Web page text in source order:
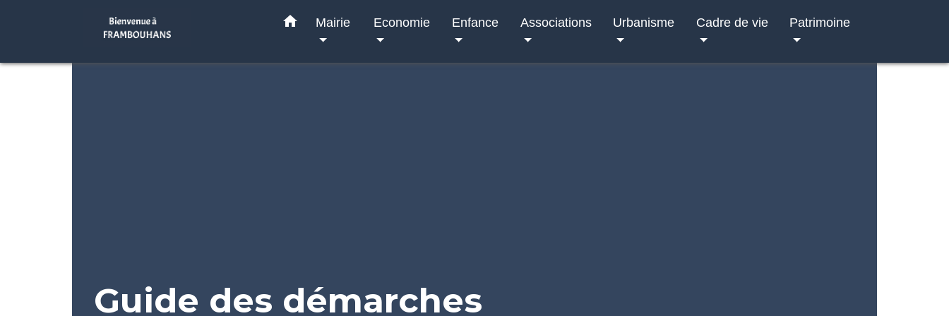
home Mairie Economie Enfance Associations Urbanisme Cadre de vie Patrimoine
Guide des démarches